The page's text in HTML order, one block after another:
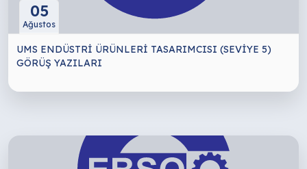
05
Ağustos
UMS ENDÜSTRİ ÜRÜNLERİ TASARIMCISI (SEVİYE 5)
GÖRÜŞ YAZILARI